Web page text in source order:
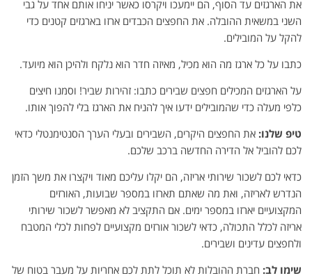
את הארגזים עד הסוף, הם יימעכו ויקרסו כאשר יניחו אותם אחד על גבי
השני במשאית ההובלה. את החפצים הכבדים ארזו בארגזים קטנים כדי
להקל על המובילים.
כתבו על כל ארגז מה הוא מכיל, מאיזה חדר הוא נלקח ולהיכן הוא מיועד.
על הארגזים המכילים חפצים שבירים כתבו: זהירות שביר! וסמנו חיצים
כלפי מעלה כדי שהמובילים ידעו איך להניח את הארגז בלי להפוך אותו.
טיפ שלנו: את החפצים היקרים, השבירים ובעלי הערך הסנטימנטלי כדאי
לכם להוביל אל הדירה החדשה ברכב שלכם.
כדאי לכם לשכור שירותי אריזה, הם יקלו עליכם מאוד ויקצרו את משך הזמן
הנדרש לאריזה, ואת מה שאתם תארזו במספר שבועות, האורזים
המקצועיים יארזו במספר ימים. אם התקציב לא מאפשר לשכור שירותי
אריזה לכלל התכולה, כדאי לשכור אורזים מקצועיים לפחות לכלי המטבח
ולחפצים עדינים ושבירים.
שימו לב: חברת ההובלות לא תוכל לתת לכם אחריות על מעבר בטוח של